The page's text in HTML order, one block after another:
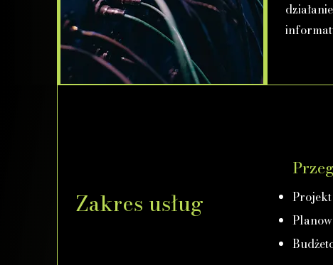
Zakres usług